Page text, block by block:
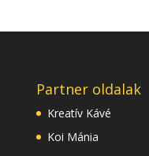
Partner oldalak
Kreatív Kávé
Koi Mánia